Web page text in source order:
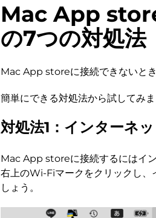
Mac App
の7つの対処法
Mac App storeに接続できないとき
簡単にできる対処法から試してみま
対処法1：インターネ
Mac App storeに接続するにはイ
右上のWi-Fiマークをクリックし、
しょう。